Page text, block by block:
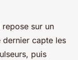
repose sur un
dernier capte les
puis